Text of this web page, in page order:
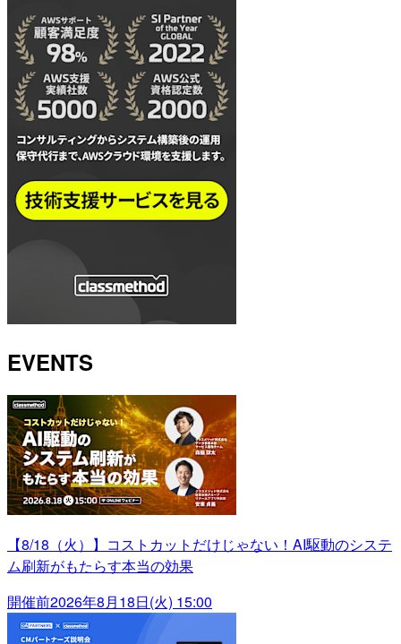
EVENTS
【8/18（火）】コストカットだけじゃない！AI駆動のシステ
ム刷新がもたらす本当の効果
開催前2026年8月18日(火) 15:00